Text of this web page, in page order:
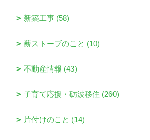
新築工事 (58)
薪ストーブのこと (10)
不動産情報 (43)
子育て応援・砺波移住 (260)
片付けのこと (14)